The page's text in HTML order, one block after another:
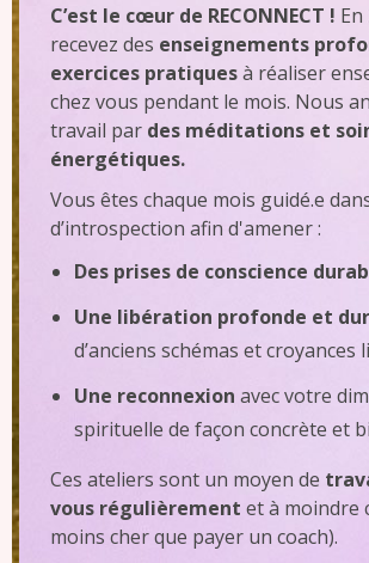
C’est le cœur de RECONNECT !
recevez des enseignements
exercices pratiquesà réaliser
chez vous pendant le mois. Nous
travail par des méditations et
énergétiques.
Vous êtes chaque mois guidé.e
d’introspection afin d'amener :
Des prises de conscience
Une libération profonde et
d’anciens schémas et croyances
Une reconnexion avec votre
spirituelle de façon concrète et
Ces ateliers sont un moyen de
vous régulièrement et à moindre
moins cher que payer un coach).